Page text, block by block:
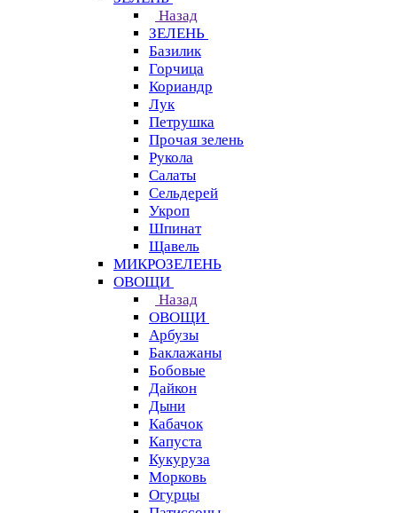
Назад
ЗЕЛЕНЬ
Базилик
Горчица
Кориандр
Лук
Петрушка
Прочая зелень
Рукола
Салаты
Сельдерей
Укроп
Шпинат
Щавель
МИКРОЗЕЛЕНЬ
ОВОЩИ
Назад
ОВОЩИ
Арбузы
Баклажаны
Бобовые
Дайкон
Дыни
Кабачок
Капуста
Кукуруза
Морковь
Огурцы